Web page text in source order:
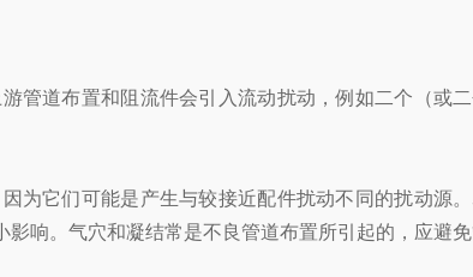
道布置和阻流件会引入流动扰动，例如二个（或
它们可能是产生与较接近配件扰动不同的扰动源
响。气穴和凝结常是不良管道布置所引起的，应避